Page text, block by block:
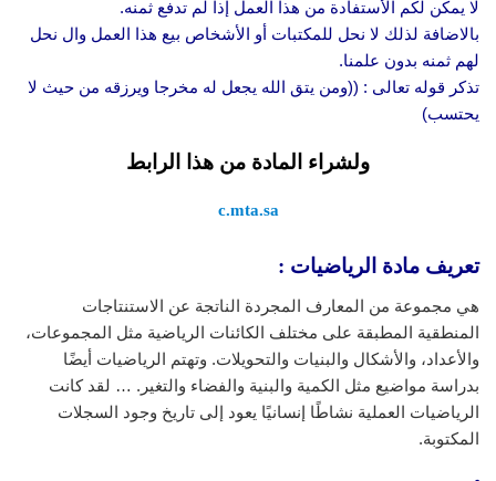
لا يمكن لكم الأستفادة من هذا العمل إذا لم تدفع ثمنه.
بالاضافة لذلك لا نحل للمكتبات أو الأشخاص بيع هذا العمل وال نحل
لهم ثمنه بدون علمنا.
تذكر قوله تعالى : ((ومن يتق الله يجعل له مخرجا ويرزقه من حيث لا
يحتسب)
ولشراء المادة من هذا الرابط
c.mta.sa
تعريف مادة الرياضيات :
هي مجموعة من المعارف المجردة الناتجة عن الاستنتاجات
المنطقية المطبقة على مختلف الكائنات الرياضية مثل المجموعات،
والأعداد، والأشكال والبنيات والتحويلات. وتهتم الرياضيات أيضًا
بدراسة مواضيع مثل الكمية والبنية والفضاء والتغير. … لقد كانت
الرياضيات العملية نشاطًا إنسانيًا يعود إلى تاريخ وجود السجلات
المكتوبة.